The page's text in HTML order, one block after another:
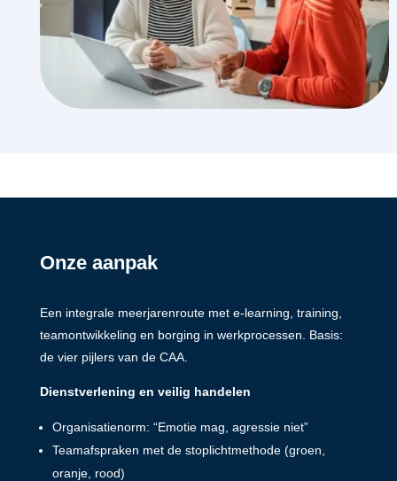
Onze aanpak
Een integrale meerjarenroute met e-learning, training,
teamontwikkeling en borging in werkprocessen. Basis:
de vier pijlers van de CAA.
Dienstverlening en veilig handelen
Organisatienorm: “Emotie mag, agressie niet”
Teamafspraken met de stoplichtmethode (groen,
oranje, rood)